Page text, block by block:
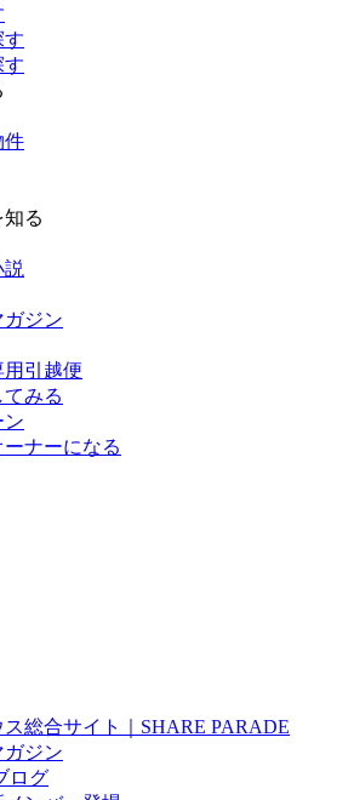
す
す
件
る
ガジン
用引越便
みる
ン
ナーになる
総合サイト｜SHARE PARADE
ガジン
ログ